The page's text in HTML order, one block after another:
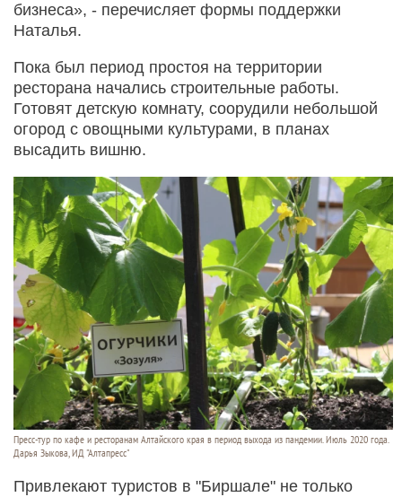
бизнеса», - перечисляет формы поддержки
Наталья.
Пока был период простоя на территории
ресторана начались строительные работы.
Готовят детскую комнату, соорудили небольшой
огород с овощными культурами, в планах
высадить вишню.
Пресс-тур по кафе и ресторанам Алтайского края в период выхода из пандемии. Июль 2020 года.
Дарья Зыкова, ИД "Алтапресс"
Привлекают туристов в "Биршале" не только